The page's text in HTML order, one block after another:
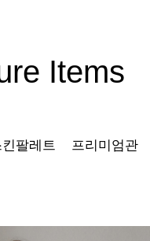
Items
킨팔레트 프리미엄관